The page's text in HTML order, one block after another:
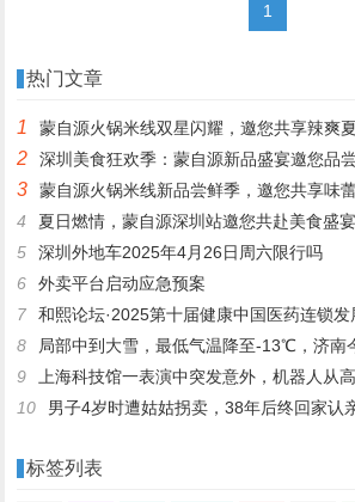
1
热门文章
1 蒙自源火锅米线双星闪耀，邀您共享辣爽
2 深圳美食狂欢季：蒙自源新品盛宴邀您品
3
蒙自源火锅米线新品尝鲜季，邀您共享味
4
夏日燃情，蒙自源深圳站邀您共赴美食盛宴
5
深圳外地车2025年4月26日周六限行吗
6
外卖平台启动应急预案
7
和熙论坛·2025第十届健康中国医药连锁
8
局部中到大雪，最低气温降至-13℃，济南今冬的第一
9
上海科技馆一表演中突发意外，机器人从
10
男子4岁时遭姑姑拐卖，38年后终回家认亲！聋哑父母苦寻多
标签列表